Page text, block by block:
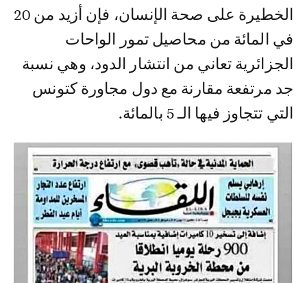
الخطيرة على صحة الإنسان، فإن أزيد من 20
في المائة من محاصيل تمور الواحات
الجزائرية تعاني من انتشار الدود، وهي نسبة
جد مرتفعة مقارنة مع دول مجاورة كتونس
التي تتجاوز فيها الـ 5 بالمائة.